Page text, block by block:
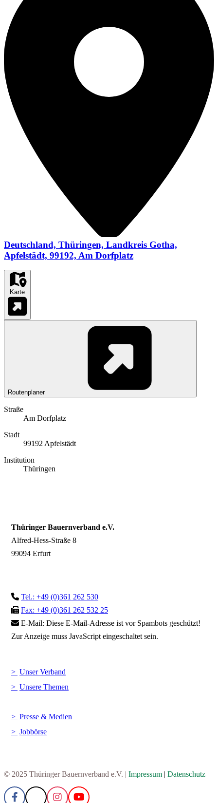
Deutschland, Thüringen, Landkreis Gotha,
Apfelstädt, 99192, Am Dorfplatz
Karte
Routenplaner
Straße
Am Dorfplatz
Stadt
99192 Apfelstädt
Institution
Thüringen
Thüringer Bauernverband e.V.
Alfred-Hess-Straße 8
99094 Erfurt
Tel.: +49 (0)361 262 530
Fax: +49 (0)361 262 532 25
E-Mail: Diese E-Mail-Adresse ist vor Spambots geschützt!
Zur Anzeige muss JavaScript eingeschaltet sein.
Unser Verband
Unsere Themen
Presse & Medien
Jobbörse
© 2025 Thüringer Bauernverband e.V. | Impressum | Datenschutz